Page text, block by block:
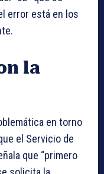
error está en los
la
en torno
el Servicio de
que “primero